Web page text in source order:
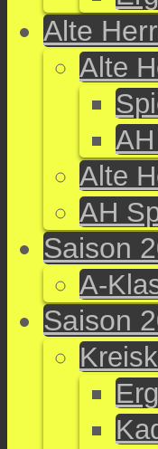
Alte
Alte
Alte
AH
Saison
A-
Saison